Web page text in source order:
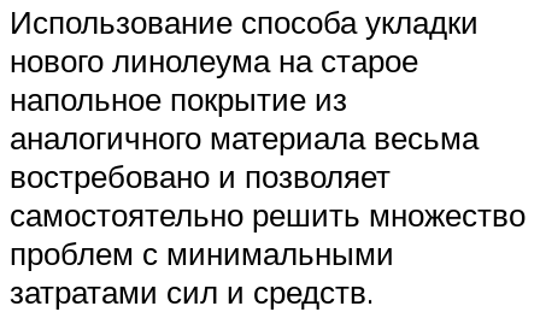
Использование способа укладки
нового линолеума на старое
напольное покрытие из
аналогичного материала весьма
востребовано и позволяет
самостоятельно решить множество
проблем с минимальными
затратами сил и средств.